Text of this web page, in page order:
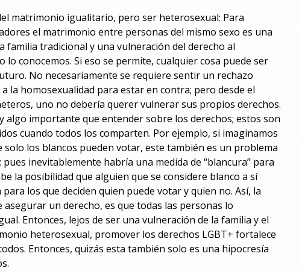
matrimonio igualitario, pero ser heterosexual: Para
el matrimonio entre personas del mismo sexo es una
familia tradicional y una vulneración del derecho al
lo conocemos. Si eso se permite, cualquier cosa puede ser
No necesariamente se requiere sentir un rechazo
la homosexualidad para estar en contra; pero desde el
uno no debería querer vulnerar sus propios derechos.
algo importante que entender sobre los derechos; estos son
cuando todos los comparten. Por ejemplo, si imaginamos
solo los blancos pueden votar, este también es un problema
pues inevitablemente habría una medida de “blancura” para
la posibilidad que alguien que se considere blanco a sí
los que deciden quien puede votar y quien no. Así, la
asegurar un derecho, es que todas las personas lo
Entonces, lejos de ser una vulneración de la familia y el
heterosexual, promover los derechos LGBT+ fortalece
Entonces, quizás esta también solo es una hipocresía